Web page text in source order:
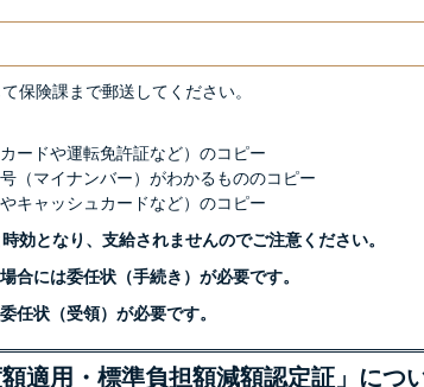
保険課まで郵送してください。
ードや運転免許証など）のコピー
（マイナンバー）がわかるもののコピー
キャッシュカードなど）のコピー
効となり、支給されませんのでご注意ください。
合には委任状（手続き）が必要です。
任状（受領）が必要です。
適用・標準負担額減額認定証」につ